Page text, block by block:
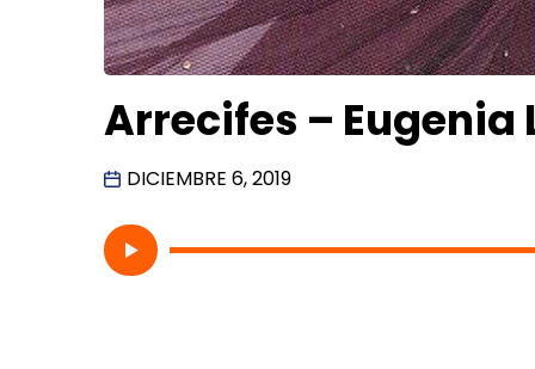
Arrecifes – Eugenia
DICIEMBRE 6, 2019